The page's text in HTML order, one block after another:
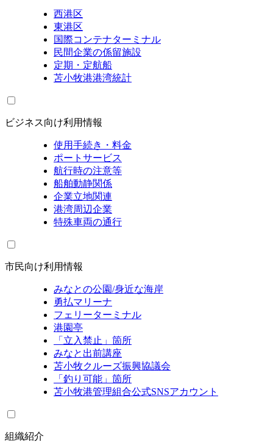
西港区
東港区
国際コンテナターミナル
民間企業の係留施設
定期・定航船
苫小牧港港湾統計
ビジネス向け利用情報
使用手続き・料金
ポートサービス
航行時の注意等
船舶動静関係
企業立地関連
港湾周辺企業
特殊車両の通行
市民向け利用情報
みなとの公園/身近な海岸
勇払マリーナ
フェリーターミナル
港園亭
「立入禁止」箇所
みなと出前講座
苫小牧クルーズ振興協議会
「釣り可能」箇所
苫小牧港管理組合公式SNSアカウント
組織紹介